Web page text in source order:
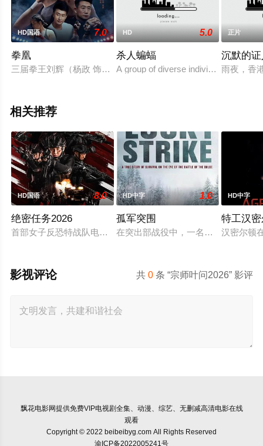
HD国语 7.0
拳凰
三届拳王刘辉（杨政 饰）在一场综合格斗赛中惨败，不得不告
HD 5.0
杀人蝙蝠
A group of diverse individuals are
正片
沉默的
雨夜，香
相关推荐
HD国语 8.0
绝密任务2026
首部女子反恐特战队电影，面对恐怖主义恶势力，“最飒女子反
HD中字 1.0
孤军突围
在突出部战役中，一名负伤的美军士
HD中字
特工汉
汉密尔顿
共0 条 “宗师叶问2026” 影评
影视评论
飘花电影网提供免费VIP电视剧全集、动漫、综艺、无删减高清电影在线
观看
Copyright © 2022 beibeibyg.com All Rights Reserved
渝ICP备2022005241号